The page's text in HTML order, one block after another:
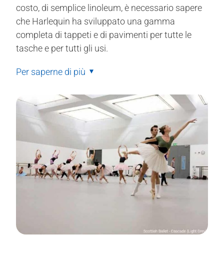
costo, di semplice linoleum, è necessario sapere
che Harlequin ha sviluppato una gamma
completa di tappeti e di pavimenti per tutte le
tasche e per tutti gli usi.
Per saperne di più